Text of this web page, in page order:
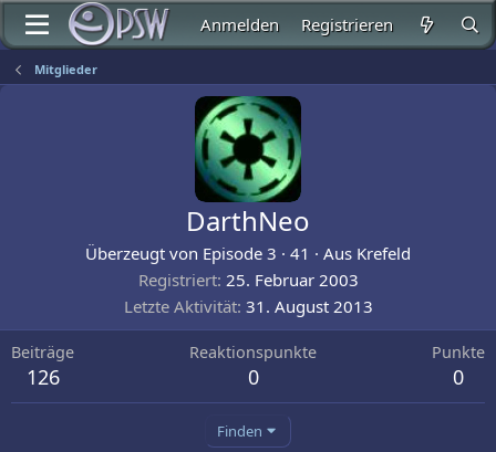
Anmelden Registrieren
Mitglieder
DarthNeo
Überzeugt von Episode 3 · 41 · Aus Krefeld
Registriert 25. Februar 2003
Letzte Aktivität 31. August 2013
Beiträge
126
Reaktionspunkte
0
Punkte
0
Finden